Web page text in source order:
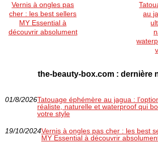
Vernis à ongles pas
cher : les best sellers
MY Essential à
découvrir absolument
au
the-beauty-box.com : dernière
01/8/2026Tatouage éphémère au jagua :
réaliste, naturelle et waterproof qui
votre style
19/10/2024Vernis à ongles pas cher : les best
MY Essential à découvrir